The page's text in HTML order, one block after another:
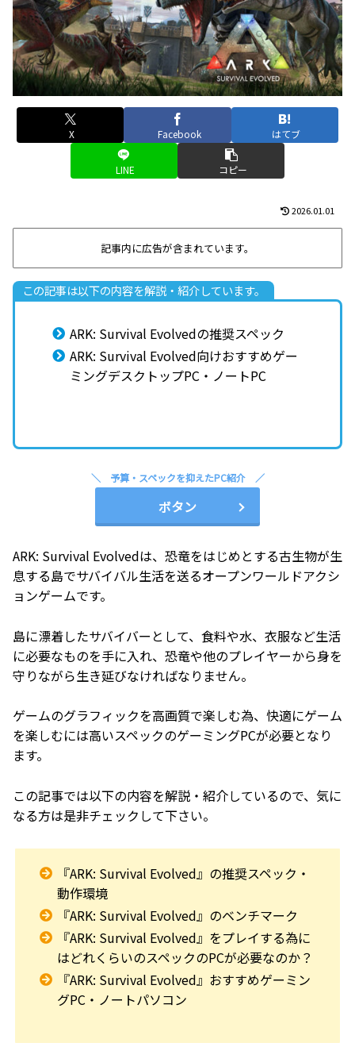
X Facebook はてブ
LINE コピー
2026.01.01
記事内に広告が含まれています。
この記事は以下の内容を解説・紹介しています。
ARK: Survival Evolvedの推奨スペック
ARK: Survival Evolved向けおすすめゲー
ミングデスクトップPC・ノートPC
予算・スペックを抑えたPC紹介
ボタン
ARK: Survival Evolvedは、恐竜をはじめとする古生物が生
息する島でサバイバル生活を送るオープンワールドアクシ
ョンゲームです。
島に漂着したサバイバーとして、食料や水、衣服など生活
に必要なものを手に入れ、恐竜や他のプレイヤーから身を
守りながら生き延びなければなりません。
ゲームのグラフィックを高画質で楽しむ為、快適にゲーム
を楽しむには高いスペックのゲーミングPCが必要となり
ます。
この記事では以下の内容を解説・紹介しているので、気に
なる方は是非チェックして下さい。
『ARK: Survival Evolved』の推奨スペック・
動作環境
『ARK: Survival Evolved』のベンチマーク
『ARK: Survival Evolved』をプレイする為に
はどれくらいのスペックのPCが必要なのか？
『ARK: Survival Evolved』おすすめゲーミン
グPC・ノートパソコン